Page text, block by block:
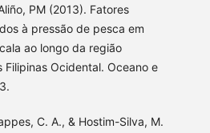
PM (2013). Fatores
à pressão de pesca em
ao longo da região
Ocidental. Oceano e
C. A., & Hostim-Silva, M.